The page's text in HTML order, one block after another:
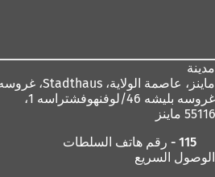
مدينة
ماينز، عاصمة الولاية،
غروسه بليشه 46/لوفنهوفشتراسه 1،
55116 ماينز
115 - رقم هاتف السلطات
الوصول السريع